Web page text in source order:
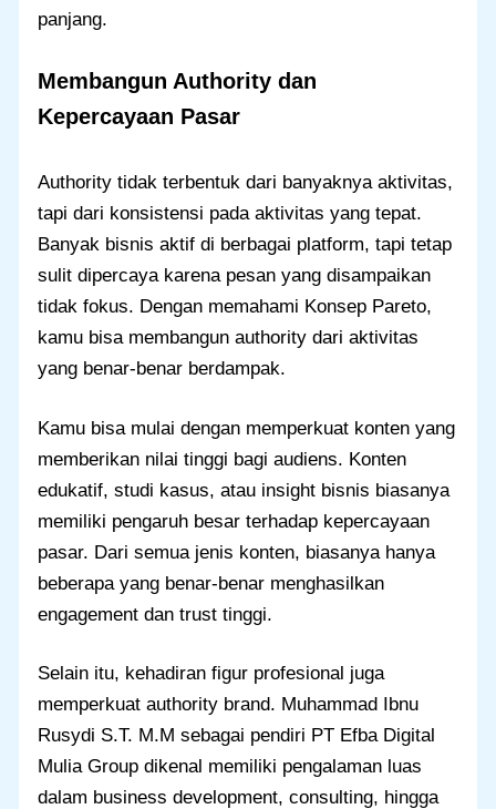
panjang.
Membangun Authority dan
Kepercayaan Pasar
Authority tidak terbentuk dari banyaknya aktivitas,
tapi dari konsistensi pada aktivitas yang tepat.
Banyak bisnis aktif di berbagai platform, tapi tetap
sulit dipercaya karena pesan yang disampaikan
tidak fokus. Dengan memahami Konsep Pareto,
kamu bisa membangun authority dari aktivitas
yang benar-benar berdampak.
Kamu bisa mulai dengan memperkuat konten yang
memberikan nilai tinggi bagi audiens. Konten
edukatif, studi kasus, atau insight bisnis biasanya
memiliki pengaruh besar terhadap kepercayaan
pasar. Dari semua jenis konten, biasanya hanya
beberapa yang benar-benar menghasilkan
engagement dan trust tinggi.
Selain itu, kehadiran figur profesional juga
memperkuat authority brand. Muhammad Ibnu
Rusydi S.T. M.M sebagai pendiri PT Efba Digital
Mulia Group dikenal memiliki pengalaman luas
dalam business development, consulting, hingga